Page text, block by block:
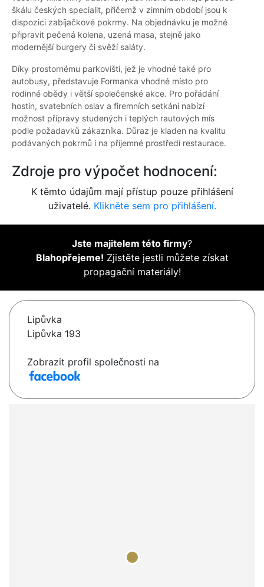
škálu českých specialit, přičemž v zimním období jsou k
dispozici zabíjačkové pokrmy. Na objednávku je možné
připravit pečená kolena, uzená masa, stejně jako
modernější burgery či svěží saláty.
Díky prostornému parkovišti, jež je vhodné také pro
autobusy, představuje Formanka vhodné místo pro
rodinné obědy i větší společenské akce. Pro pořádání
hostin, svatebních oslav a firemních setkání nabízí
možnost přípravy studených i teplých rautových mís
podle požadavků zákazníka. Důraz je kladen na kvalitu
podávaných pokrmů i na příjemné prostředí restaurace.
Zdroje pro výpočet hodnocení:
K těmto údajům mají přístup pouze přihlášení
uživatelé. Klikněte sem pro přihlášení.
Jste majitelem této firmy?
Blahopřejeme! Zjistěte jestli můžete získat
propagační materiály!
Lipůvka
Lipůvka 193
Zobrazit profil společnosti na